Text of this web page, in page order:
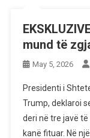
mund të
May 5, 2026
Presidenti i
Trump, deklaroi
deri në tre javë
kanë fituar. Në